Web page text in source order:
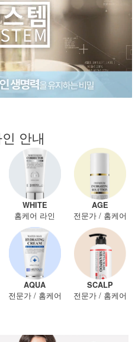
안내
WHITE
홈케어 라인
AGE
전문가/ 홈케어
AQUA
전문가/ 홈케어
SCALP
전문가/ 홈케어